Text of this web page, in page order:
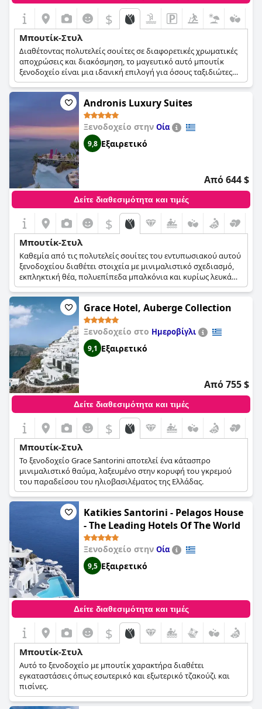
$
Μπουτίκ-Στυλ
Διαθέτοντας πολυτελείς σουίτες σε διαφορετικές χρωματικές
αποχρώσεις και διακόσμηση, το μαγευτικό αυτό μπουτίκ
ξενοδοχείο είναι μια ιδανική επιλογή για όσους ταξιδιώτες
αναζητούν μια μοναδική και αξέχαστη εμπειρία στο νησί της
Μυκόνου. Κάθε σουίτα διαθέτει ρουστίκ έπιπλα, πλούσια
υφάσματα σε διάφορα χρώματα και το χαρακτηριστικό μποέμ
στιλ που τις κάνει μοναδικές. Εκτός από μοντέρνα,
εκλεπτυσμένη και μπουτίκ διακόσμηση, οι σουίτες είναι
επίσης εξοπλισμένες με μια πληθώρα ανέσεων που θα κάνουν
τη διαμονή κάθε επισκέπτη όσο πιο ευχάριστη γίνεται.
Andronis Luxury Suites
Ξενοδοχείο στην Οία
9,8 Εξαιρετικό
Από 644 $
Δείτε διαθεσιμότητα και τιμές
$
Μπουτίκ-Στυλ
Καθεμία από τις πολυτελείς σουίτες του εντυπωσιακού αυτού
ξενοδοχείου διαθέτει στοιχεία με μινιμαλιστικό σχεδιασμό,
εκπληκτική θέα, πολυεπίπεδα μπαλκόνια και κυρίως λευκά
έπιπλα, περιστασιακά με πινελιές του μπλε και του κόκκινου
για να διεγείρουν τις αισθήσεις, προσφέροντας μια ξεχωριστή
και αξέχαστη εμπειρία διαμονής σε κάθε επισκέπτη. Οι
περισσότερες σουίτες διαθέτουν ιδιωτική πισίνα, πισίνα
infinity ή υδρομασάζ, καθώς και κομψή διακόσμηση και
υπέροχη θέα στη θάλασσα, προσθέτοντας ακόμα περισσότερη
πολυτέλεια στη διαμονή των επισκεπτών.
Grace Hotel, Auberge Collection
Ξενοδοχείο στο Ημεροβίγλι
9,1 Εξαιρετικό
Από 755 $
Δείτε διαθεσιμότητα και τιμές
$
Μπουτίκ-Στυλ
Το ξενοδοχείο Grace Santorini αποτελεί ένα κάτασπρο
μινιμαλιστικό θαύμα, λαξευμένο στην κορυφή του γκρεμού
του παραδείσου του ηλιοβασιλέματος της Ελλάδας.
Katikies Santorini - Pelagos House
- The Leading Hotels Of The World
Ξενοδοχείο στην Οία
9,5 Εξαιρετικό
Δείτε διαθεσιμότητα και τιμές
$
Μπουτίκ-Στυλ
Αυτό το ξενοδοχείο με μπουτίκ χαρακτήρα διαθέτει
εγκαταστάσεις όπως εσωτερικό και εξωτερικό τζακούζι και
πισίνες.